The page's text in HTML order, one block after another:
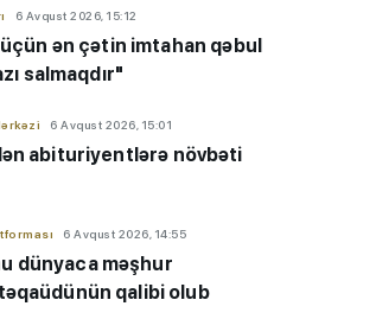
6 Avqust 2026, 15:12
ən çətin imtahan qəbul
salmaqdır"
6 Avqust 2026, 15:01
abituriyent ​​​​​​​lərə növbəti
6 Avqust 2026, 14:55
dünyaca məşhur
qalibi olub